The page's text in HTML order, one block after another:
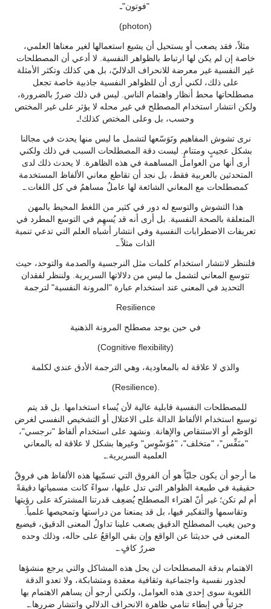
"فوتون"ـ
(photon)
خاصة إن لم يكن لها ارتباط بالظواهر النفسية. لا أدعي أن المصطلحات
غير النفسية غير معرضة للانحراف الدلاليّ، بل هي كذلك وتكثر الأمثلة
على ذلك، لكني أرى أن للظواهر النفسية جاذبية خاصة تجعل
مصطلحاتها محط أنظار واهتمام الناس. ليس في ذلك ضررٌ بالضرورة،
ولكن انتشار استخدام المصطلح في غير محله لا يؤثر على غير المختص
وحسب، بل وعلى المختص كذلك!ـ
نرى تشوش المفاهيم وتَوَسّعها لتشمل ما ليس منها يحدث في مجالنا
بشكل عجيبٍ ومتنامٍ. ليست دقة المصطلحات السبب في ذلك ولكني
أرى أنها من العوامل المساهمة في هذه الظاهرة. لا يحدث ذلك لدى
المتحدثين بالعربية فقط، بل نجد أن تقاطع معاني الألفاظ المستخدمة
كمصطلحات مع المعاني الشائعة لها عاملٌ مساهمٌ في كل اللغات.ـ
هذا التشوش والتوسع له دور في كثير من اللغط المحيط بالمهن
المتعلقة بالصحة النفسية. بل أرى أنه قد يُسهِم في التوسع المطرد في
تعريفات الاضطرابات النفسية وفي انتشار أشباه العلم التي تدعي تنمية
الذات مثلاً.ـ
فلننظر لانتشار استخدام كلمات مثل النرجسية والصدمة والتوحد، حيث
تتوسع المعاني لتشمل ما ليس من دلالاتها السريرية. ولننظر لفقدان
Resilience
(Cognitive flexibility)
(Resilience).
توسيع استخدام الألفاظ الدالة على الاعتلال أو التشخيص النفسي لغرض
الوَصْم أو الاستنقاص والإهانة. ونشهد على استخدام ألفاظ "نرجسي"،
"منَفِّس"، "متخلف"، "مُوَسْوِس" وغيرها بشكل لا علاقة له بالمعاني
العلمية السريرية.ـ
ما أرجو أن يكون جليّاً هو أن الفروق التي تسمّيها هذه الألفاظ هي فروقٌ
حقيقية في طبيعة الظواهر التي تدل عليها، سواءً كانت مسمياتها دقيقةً
أم لم تكن؛ غير أنّ اهتراء المصطلح يُضعِف قدرتنا المشتركة على رؤيتها
وتقاسمها والتفكير فيها، بل قد يمنعنا من دراستها وتمحيصها علمياً.
وحين يغيب المصطلح الدقيق يصعب علينا تداولُ المعنى الدقيق، فيضيع
المعنى في حديثنا عن الواقع وإن بقي الواقعُ على حاله، وذلك وحده
ضررٌ كافٍ.ـ
الاهتمام بدقة المصطلحات لن يحل هذه المشاكل والتي يرجع منشؤها
لجذور نفسية واجتماعية وثقافية معقدة ومتشابكة، ولا تعدو الدقة
اللغوية سوى إحدى هذه العوامل، ولكني أرجو أن يساهم الاهتمام بها
جزئياً في إبطاء تنامي ظاهرة الانحراف الدلالي وانتشار ضررها.ـ